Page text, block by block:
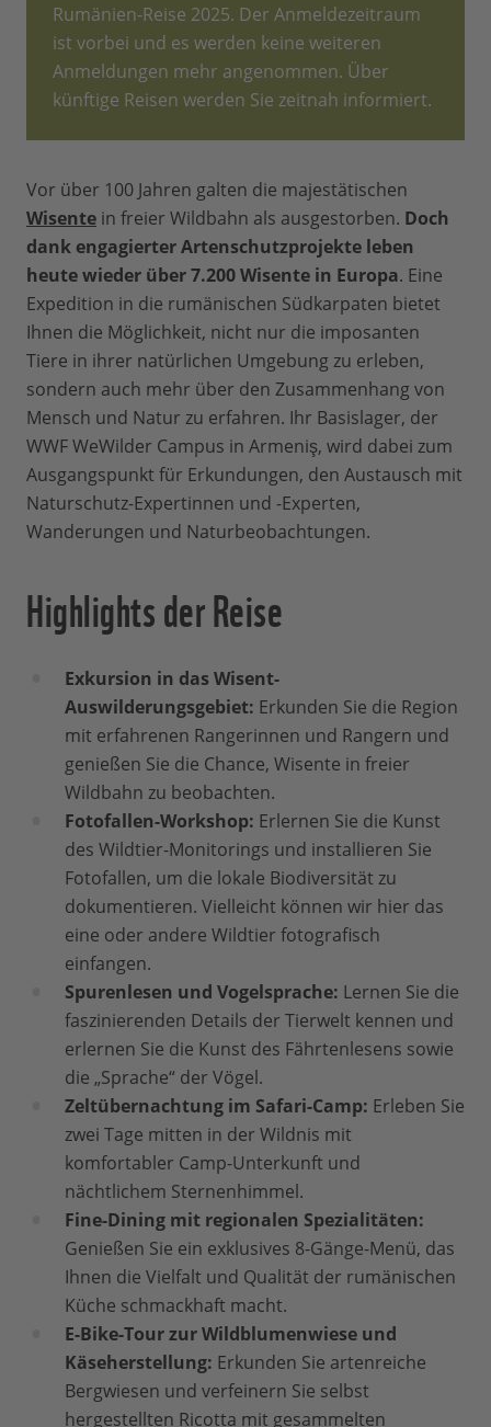
Rumänien-Reise 2025. Der Anmeldezeitraum
ist vorbei und es werden keine weiteren
Anmeldungen mehr angenommen. Über
künftige Reisen werden Sie zeitnah informiert.
Vor über 100 Jahren galten die majestätischen
Wisente in freier Wildbahn als ausgestorben. Doch
dank engagierter Artenschutzprojekte leben
heute wieder über 7.200 Wisente in Europa. Eine
Expedition in die rumänischen Südkarpaten bietet
Ihnen die Möglichkeit, nicht nur die imposanten
Tiere in ihrer natürlichen Umgebung zu erleben,
sondern auch mehr über den Zusammenhang von
Mensch und Natur zu erfahren. Ihr Basislager, der
WWF WeWilder Campus in Armeniş, wird dabei zum
Ausgangspunkt für Erkundungen, den Austausch mit
Naturschutz-Expertinnen und -Experten,
Wanderungen und Naturbeobachtungen.
Highlights der Reise
Exkursion in das Wisent-
Auswilderungsgebiet: Erkunden Sie die Region
mit erfahrenen Rangerinnen und Rangern und
genießen Sie die Chance, Wisente in freier
Wildbahn zu beobachten.
Fotofallen-Workshop: Erlernen Sie die Kunst
des Wildtier-Monitorings und installieren Sie
Fotofallen, um die lokale Biodiversität zu
dokumentieren. Vielleicht können wir hier das
eine oder andere Wildtier fotografisch
einfangen.
Spurenlesen und Vogelsprache: Lernen Sie die
faszinierenden Details der Tierwelt kennen und
erlernen Sie die Kunst des Fährtenlesens sowie
die „Sprache“ der Vögel.
Zeltübernachtung im Safari-Camp: Erleben Sie
zwei Tage mitten in der Wildnis mit
komfortabler Camp-Unterkunft und
nächtlichem Sternenhimmel.
Fine-Dining mit regionalen Spezialitäten:
Genießen Sie ein exklusives 8-Gänge-Menü, das
Ihnen die Vielfalt und Qualität der rumänischen
Küche schmackhaft macht.
E-Bike-Tour zur Wildblumenwiese und
Käseherstellung: Erkunden Sie artenreiche
Bergwiesen und verfeinern Sie selbst
hergestellten Ricotta mit gesammelten